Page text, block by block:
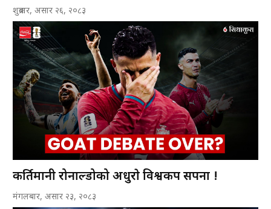
शुक्रबार, असार २६, २०८३
कीर्तिमानी रोनाल्डोको अधुराे विश्वकप सपना !
मंगलबार, असार २३, २०८३